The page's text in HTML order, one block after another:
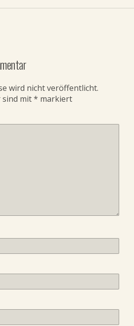
wird nicht veröffentlicht.
sind mit* markiert